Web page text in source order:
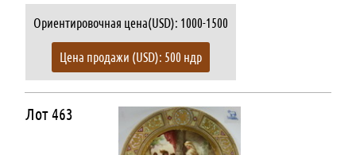
Ориентировочная цена(USD): 1000-1500
Цена продажи (USD): 500 ндр
Лот 463